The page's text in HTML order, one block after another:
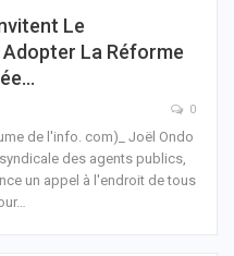
Le
La Réforme
0
de l'info. com)_ Joël Ondo
des agents publics,
un appel à l'endroit de tous
…